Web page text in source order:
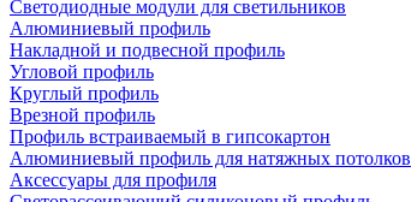
Светодиодные модули для светильников
Алюминиевый профиль
Накладной и подвесной профиль
Угловой профиль
Круглый профиль
Врезной профиль
Профиль встраиваемый в гипсокартон
Алюминиевый профиль для натяжных потолков
Аксессуары для профиля